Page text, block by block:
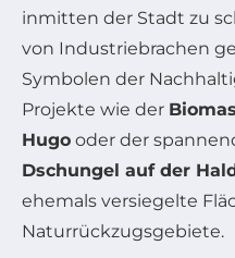
inmitten der Stadt zu
von Industriebrachen
Symbolen der
Projekte wie der
Hugo oder der
Dschungel auf der
ehemals versiegelte
Naturrückzugsgebiete.